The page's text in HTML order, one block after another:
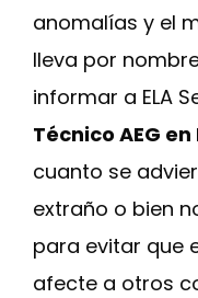
anomalías y el
lleva por
informar a ELA
Técnico AEG
cuanto se
extraño o bien
para evitar que
afecte a otros